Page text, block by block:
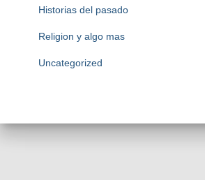
Historias del pasado
Religion y algo mas
Uncategorized